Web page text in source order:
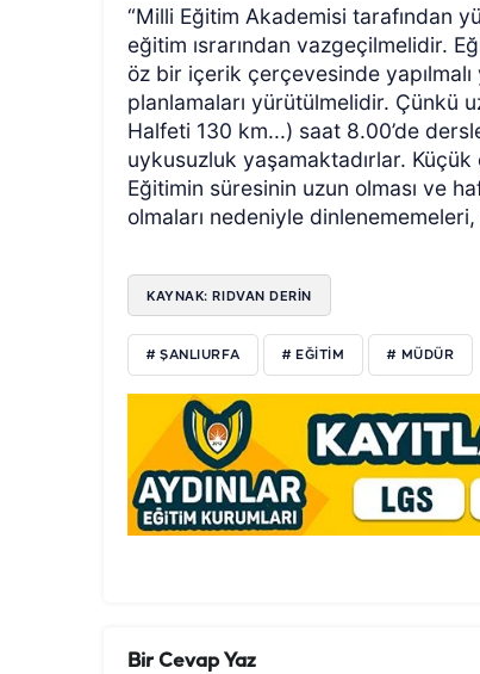
“Milli Eğitim Akademisi tarafından
eğitim ısrarından vazgeçilmelidir.
öz bir içerik çerçevesinde
planlamaları yürütülmelidir. Çünkü
Halfeti 130 km...) saat 8.00’de
uykusuzluk yaşamaktadırlar.
Eğitimin süresinin uzun olması ve
olmaları nedeniyle
KAYNAK: RIDVAN DERİN
# ŞANLIURFA # EĞITIM # MÜDÜR
Bir Cevap Yaz